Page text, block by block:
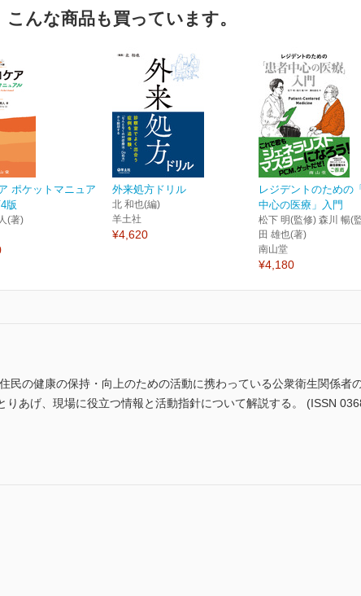
んな商品も買っています。
ポケットマニュア
版
(著)
外来処方ドリル
北 和也(編)
羊土社
¥4,620
レジデントのための
中心の医療」入門
松下 明(監修) 森川 暢(
田 雄也(著)
南山堂
¥4,180
の健康の保持・向上のための活動に携わっている公衆衛生関係者
りあげ、現場に役立つ情報と活動指針について解説する。 (ISSN